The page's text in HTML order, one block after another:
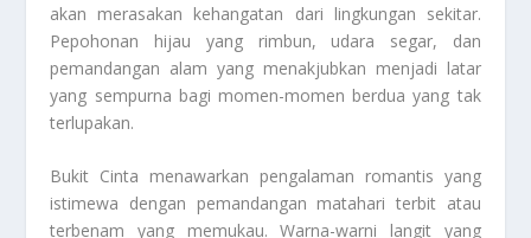
akan merasakan kehangatan dari lingkungan sekitar.
Pepohonan hijau yang rimbun, udara segar, dan
pemandangan alam yang menakjubkan menjadi latar
yang sempurna bagi momen-momen berdua yang tak
terlupakan.
Bukit Cinta menawarkan pengalaman romantis yang
istimewa dengan pemandangan matahari terbit atau
terbenam yang memukau. Warna-warni langit yang